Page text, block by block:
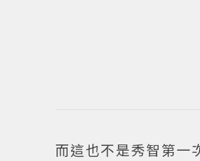
而這也不是秀智第一